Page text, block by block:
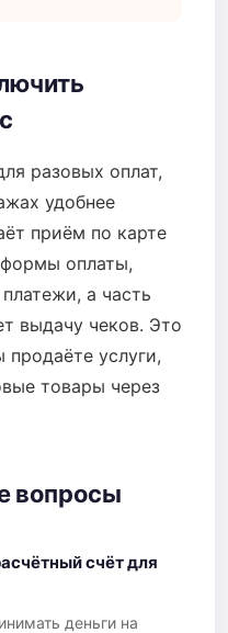
разовых оплат,
удобнее
приём по карте
оплаты,
а часть
выдачу чеков. Это
услуги,
товары через
вопросы
счёт для
деньги на